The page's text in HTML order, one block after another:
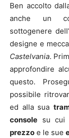
Ben accolto
anche un
sottogenere
designe e
Castelvania.
approfondire
questo.
possibile
ed alla sua
console su cui
prezzo e le sue